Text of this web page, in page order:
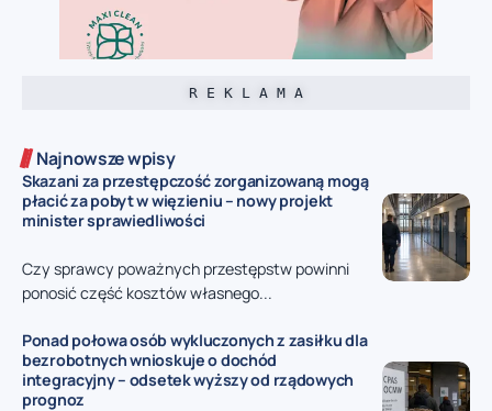
R E K L A M A
Najnowsze wpisy
Skazani za przestępczość zorganizowaną mogą
płacić za pobyt w więzieniu – nowy projekt
minister sprawiedliwości
Czy sprawcy poważnych przestępstw powinni
ponosić część kosztów własnego...
Ponad połowa osób wykluczonych z zasiłku dla
bezrobotnych wnioskuje o dochód
integracyjny – odsetek wyższy od rządowych
prognoz